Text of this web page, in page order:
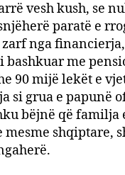
vesh kush, se
paratë e
nga
bashkuar me
90 mijë lekët e
si grua e papunë
bëjnë që familja
mesme shqiptare,